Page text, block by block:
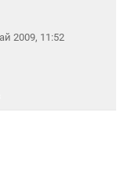
2009, 11:52